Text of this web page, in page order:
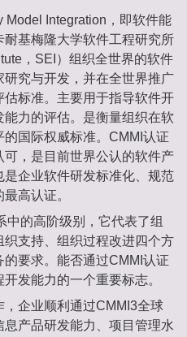
Model Integration，即软件能
基梅隆大学软件工程研究所
，SEI）组织全世界的软件
究与开发，并在全世界推广
标准。主要用于指导软件开
力的评估。是衡量组织在软
国际权威标准。CMMI认证
，是目前世界公认的软件产
企业软件研发标准化、规范
高认证。
中的高阶级别，它代表了组
支持、组织过程改进四个方
要求。能否通过CMMI认证
发能力的一个重要标志。
企业顺利通过CMMI3全球
产品研发能力、项目管理水